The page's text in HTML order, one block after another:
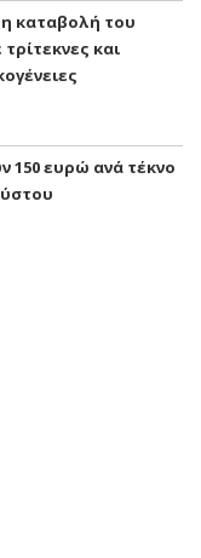
καταβολή του
και
150 ευρώ ανά τέκνο